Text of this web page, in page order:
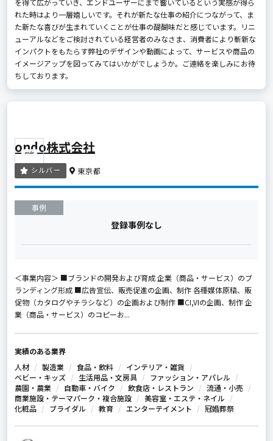
を得て広がっていき、エンドユーザーにまで響いているという実感が得ら
れた時はより一層嬉しいです。それが新たな仕事の紹介につながって、ま
た新たな喜びが生まれていくことが仕事の醍醐味だと感じています。リニ
ューアルなどをご検討されている経営者のみなさま、消費者により斬新な
インパクトをもたらす弊社のデザインや動画によって、サービスや商品の
イメージアップを図ってみてはいかがでしょうか。ご連絡を楽しみにお待
ちしております。
ondo株式会社
シルバー 東京都
事例
登録事例なし
＜事業内容＞ ■ブランドの開発および育成 企業（商品・サービス）のブ
ランディング形成 ■広告宣伝、販売促進の企画、制作 各種媒体原稿、販
促物（カタログやチラシなど）の企画および制作 ■CI,VIの企画、制作 企
業（商品・サービス）のコピーお...
実績のある業界
人材
製造業 食品・飲料
インテリア・雑貨
ベビー・キッズ
生活用品・文房具
ファッション・アパレル
農園・農業
自動車・バイク 飲食店・レストラン
流通・小売
商業施設・テーマパーク・複合施設
美容室・エステ・ネイル
化粧品
ブライダル 教育 エンターテイメント 冠婚葬祭